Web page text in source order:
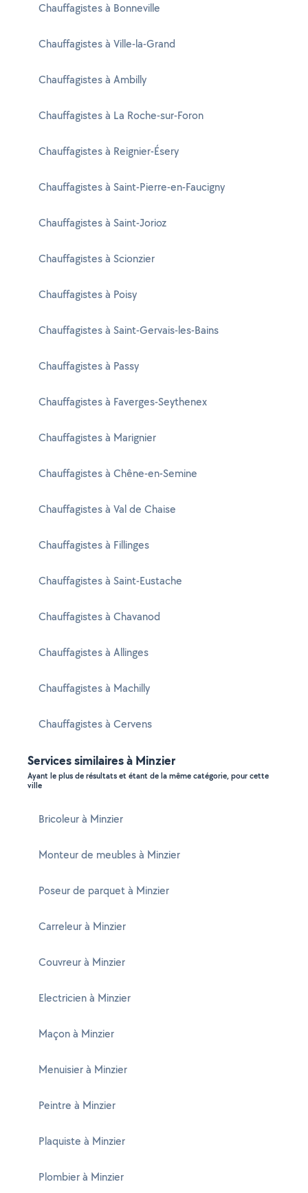
Chauffagistes à Bonneville
Chauffagistes à Ville-la-Grand
Chauffagistes à Ambilly
Chauffagistes à La Roche-sur-Foron
Chauffagistes à Reignier-Ésery
Chauffagistes à Saint-Pierre-en-Faucigny
Chauffagistes à Saint-Jorioz
Chauffagistes à Scionzier
Chauffagistes à Poisy
Chauffagistes à Saint-Gervais-les-Bains
Chauffagistes à Passy
Chauffagistes à Faverges-Seythenex
Chauffagistes à Marignier
Chauffagistes à Chêne-en-Semine
Chauffagistes à Val de Chaise
Chauffagistes à Fillinges
Chauffagistes à Saint-Eustache
Chauffagistes à Chavanod
Chauffagistes à Allinges
Chauffagistes à Machilly
Chauffagistes à Cervens
Services similaires à Minzier
Ayant le plus de résultats et étant de la même catégorie, pour cette
ville
Bricoleur à Minzier
Monteur de meubles à Minzier
Poseur de parquet à Minzier
Carreleur à Minzier
Couvreur à Minzier
Electricien à Minzier
Maçon à Minzier
Menuisier à Minzier
Peintre à Minzier
Plaquiste à Minzier
Plombier à Minzier